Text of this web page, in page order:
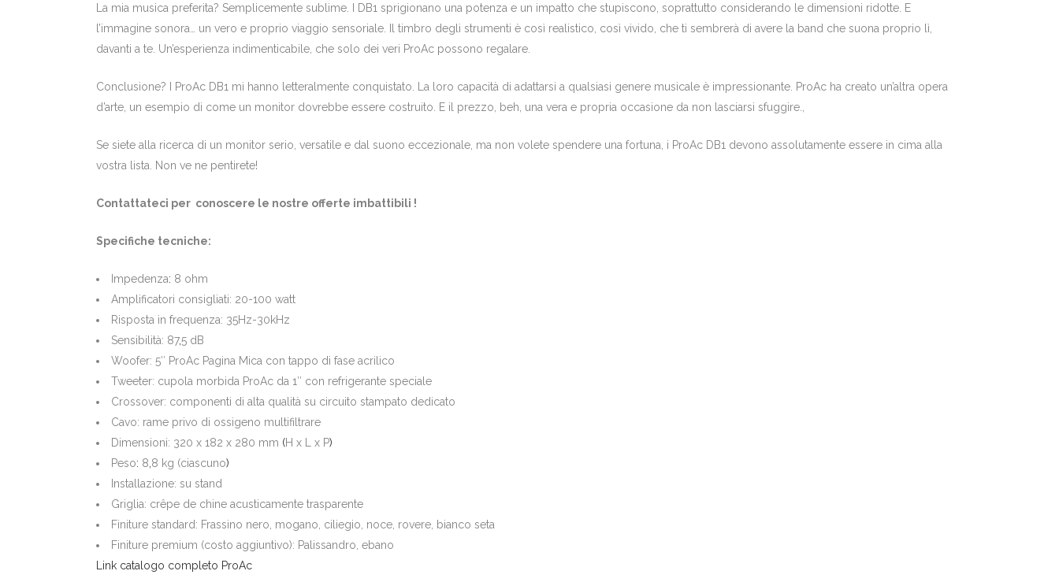
La mia musica preferita? Semplicemente sublime. I DB1 sprigionano una potenza e un impatto che stupiscono, soprattutto considerando le dimensioni ridotte. E
l’immagine sonora… un vero e proprio viaggio sensoriale. Il timbro degli strumenti è così realistico, così vivido, che ti sembrerà di avere la band che suona proprio lì,
davanti a te. Un’esperienza indimenticabile, che solo dei veri ProAc possono regalare.
Conclusione? I ProAc DB1 mi hanno letteralmente conquistato. La loro capacità di adattarsi a qualsiasi genere musicale è impressionante. ProAc ha creato un’altra opera
d’arte, un esempio di come un monitor dovrebbe essere costruito. E il prezzo, beh, una vera e propria occasione da non lasciarsi sfuggire.,
Se siete alla ricerca di un monitor serio, versatile e dal suono eccezionale, ma non volete spendere una fortuna, i ProAc DB1 devono assolutamente essere in cima alla
vostra lista. Non ve ne pentirete!
Contattateci per conoscere le nostre offerte imbattibili !
Specifiche tecniche:
Impedenza: 8 ohm
Amplificatori consigliati: 20-100 watt
Risposta in frequenza: 35Hz-30kHz
Sensibilità: 87,5 dB
Woofer: 5″ ProAc Pagina Mica con tappo di fase acrilico
Tweeter: cupola morbida ProAc da 1″ con refrigerante speciale
Crossover: componenti di alta qualità su circuito stampato dedicato
Cavo: rame privo di ossigeno multifiltrare
Dimensioni: 320 x 182 x 280 mm (H x L x P)
Peso: 8 8 kg (ciascuno)
Installazione: su stand
Griglia: crêpe de chine acusticamente trasparente
Finiture standard: Frassino nero, mogano, ciliegio, noce, rovere, bianco seta
Finiture premium (costo aggiuntivo): Palissandro, ebano
Link catalogo completo ProAc